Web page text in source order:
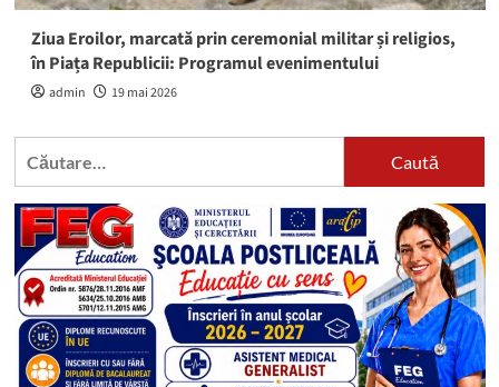
Ziua Eroilor, marcată prin ceremonial militar și religios,
în Piața Republicii: Programul evenimentului
admin 19 mai 2026
Caută